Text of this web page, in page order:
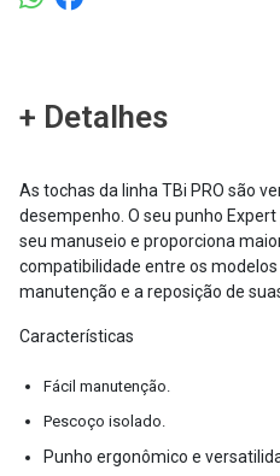
+ Detalhes
As tochas da linha TBi PRO são
desempenho. O seu punho
seu manuseio e proporciona
compatibilidade entre os
manutenção e a reposição de
Características
Fácil manutenção.
Pescoço isolado.
Punho ergonômico e